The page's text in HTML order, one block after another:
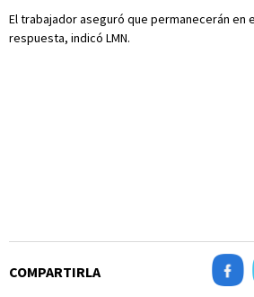
El trabajador aseguró que permanecerán en
respuesta, indicó LMN.
COMPARTIRLA